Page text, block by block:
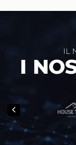
IL
I